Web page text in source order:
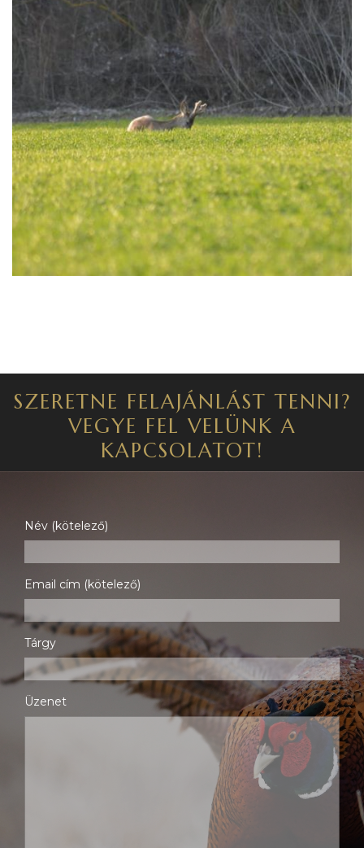
SZERETNE FELAJÁNLÁST TENNI?
VEGYE FEL VELÜNK A
KAPCSOLATOT!
Név (kötelező)
Email cím (kötelező)
Tárgy
Üzenet